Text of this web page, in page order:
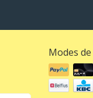
Modes